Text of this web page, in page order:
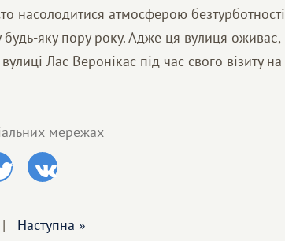
насолодитися атмосферою безтурботності
яку пору року. Адже ця вулиця оживає,
Лас Веронікас під час свого візиту на
мережах
| Наступна »